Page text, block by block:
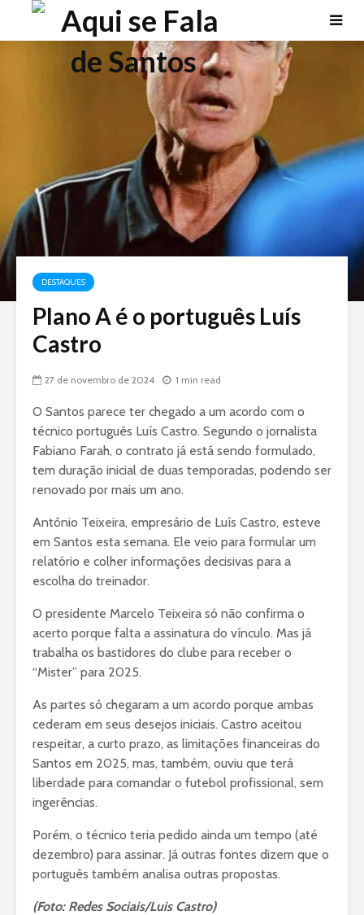
DESTAQUES
Plano A é o português Luís
Castro
27 de novembro de 2024 1 min read
O Santos parece ter chegado a um acordo com o
técnico português Luís Castro. Segundo o jornalista
Fabiano Farah, o contrato já está sendo formulado,
tem duração inicial de duas temporadas, podendo ser
renovado por mais um ano.
Antônio Teixeira, empresário de Luís Castro, esteve
em Santos esta semana. Ele veio para formular um
relatório e colher informações decisivas para a
escolha do treinador.
O presidente Marcelo Teixeira só não confirma o
acerto porque falta a assinatura do vínculo. Mas já
trabalha os bastidores do clube para receber o
“Mister” para 2025.
As partes só chegaram a um acordo porque ambas
cederam em seus desejos iniciais. Castro aceitou
respeitar, a curto prazo, as limitações financeiras do
Santos em 2025, mas, também, ouviu que terá
liberdade para comandar o futebol profissional, sem
ingerências.
Porém, o técnico teria pedido ainda um tempo (até
dezembro) para assinar. Já outras fontes dizem que o
português também analisa outras propostas.
(Foto: Redes Sociais/Luis Castro)